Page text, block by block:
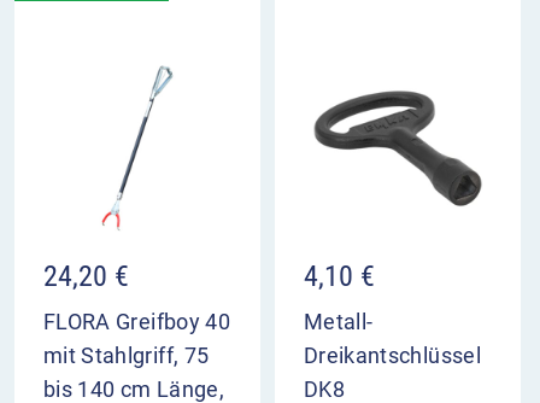
24,20 €
FLORA Greifboy 40
mit Stahlgriff, 75
bis 140 cm Länge,
4,10 €
Metall-
Dreikantschlüssel
DK8